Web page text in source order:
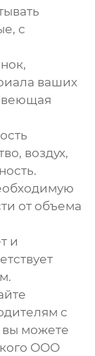
с
ваших
воздух,
от объема
и
с
можете
ООО